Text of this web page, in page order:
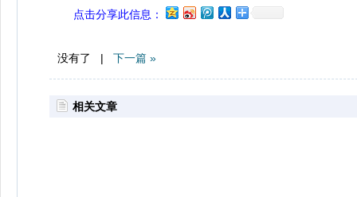
点击分享此信息：
没有了 | 下一篇 »
相关文章